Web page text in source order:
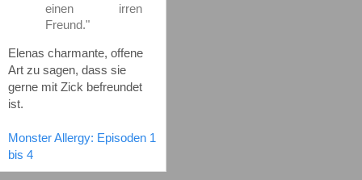
einen irren
Freund."
Elenas charmante, offene
Art zu sagen, dass sie
gerne mit Zick befreundet
ist.
Monster Allergy: Episoden 1
bis 4